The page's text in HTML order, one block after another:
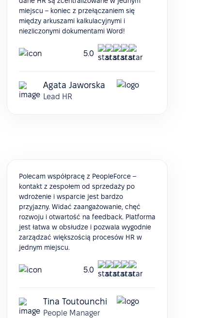
miejscu – koniec z przełączaniem się
między arkuszami kalkulacyjnymi i
niezliczonymi dokumentami Word!
5.0
Agata Jaworska
Lead HR
Polecam współpracę z PeopleForce –
kontakt z zespołem od sprzedaży po
wdrożenie i wsparcie jest bardzo
przyjazny. Widać zaangażowanie, chęć
rozwoju i otwartość na feedback. Platforma
jest łatwa w obsłudze i pozwala wygodnie
zarządzać większością procesów HR w
jednym miejscu.
5.0
Tina Toutounchi
People Manager